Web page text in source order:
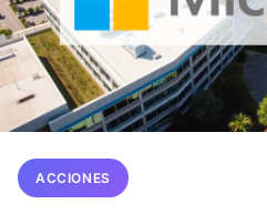
ACCIONES